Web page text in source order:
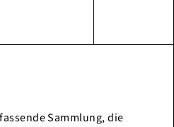
Sammlung, die